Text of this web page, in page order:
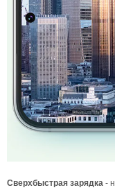
Сверхбыстрая зарядка -